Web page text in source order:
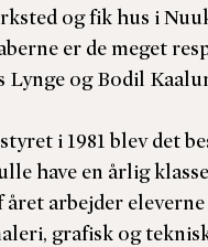
og fik hus i
er de meget
Lynge og Bodil
i 1981 blev det
have en årlig
året arbejder
grafisk og